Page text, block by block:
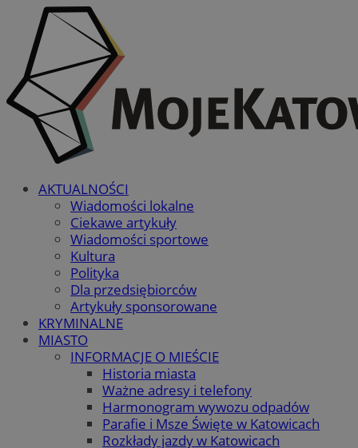
AKTUALNOŚCI
Wiadomości lokalne
Ciekawe artykuły
Wiadomości sportowe
Kultura
Polityka
Dla przedsiębiorców
Artykuły sponsorowane
KRYMINALNE
MIASTO
INFORMACJE O MIEŚCIE
Historia miasta
Ważne adresy i telefony
Harmonogram wywozu odpadów
Parafie i Msze Święte w Katowicach
Rozkłady jazdy w Katowicach